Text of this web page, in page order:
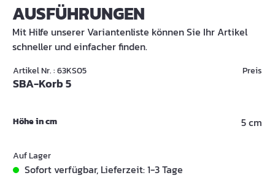
AUSFÜHRUNGEN
Mit Hilfe unserer Variantenliste können Sie Ihr Artikel
schneller und einfacher finden.
Artikel Nr. : 63KS05
SBA-Korb 5
Preis
Höhe in cm 5 cm
Auf Lager
Sofort verfügbar, Lieferzeit: 1-3 Tage